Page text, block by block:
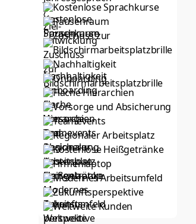
Kostenlose Sprachkurse
Pausenraum
Zuschuss zur
Bildschirmarbeitsplatzbrille
Nachhaltigkeit
Onboarding
Flache Hierarchien
Vorsorge und Absicherung
Teamevents
Regionaler Arbeitsplatz
Kostenlose Heißgetränke
Firmenlaptop
Modernes Arbeitsumfeld
Zukunfts­perspektive
Weltweite Kunden